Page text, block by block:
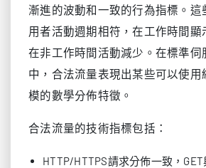
漸進的波動和一致的行為指標。這
用者活動週期相符，在工作時間顯
在非工作時間活動減少。在標準伺
中，合法流量表現出某些可以使用
模的數學分佈特徵。
合法流量的技術指標包括：
HTTP/HTTPS請求分佈一致，